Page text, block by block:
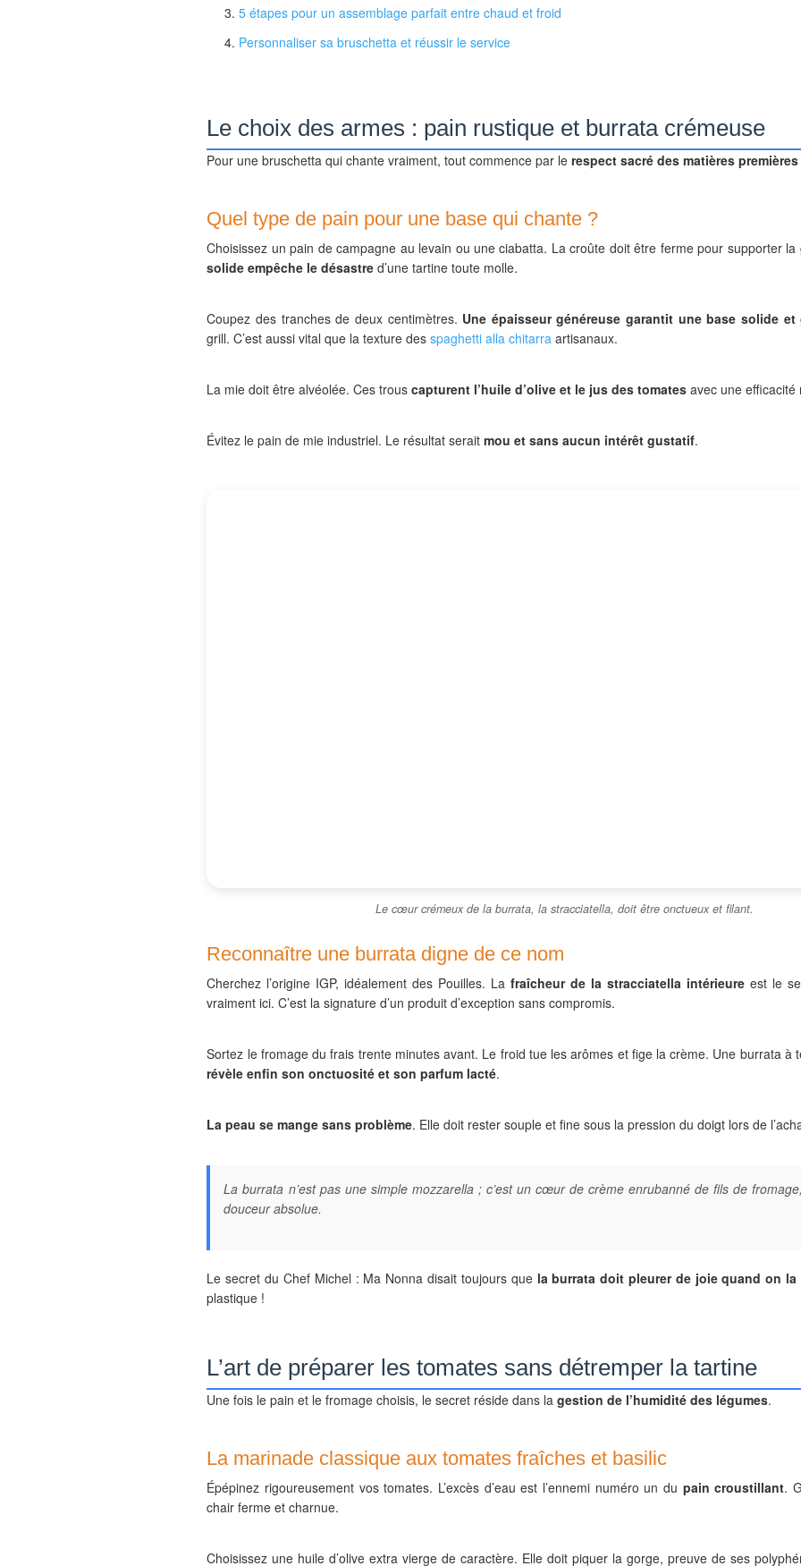
5 étapes pour un assemblage parfait entre chaud et froid
Personnaliser sa bruschetta et réussir le service
Le choix des armes : pain rustique et burrata crémeuse
Pour une bruschetta qui chante vraiment, tout commence par lerespect sacré des matières
Quel type de pain pour une base qui chante ?
Choisissez un pain de campagne au levain ou une ciabatta. La croûte doit être ferme pour supporter
solide empêche le désastre d’une tartine toute molle.
Coupez des tranches de deux centimètres. Une épaisseur généreuse garantit une base solide et
grill. C’est aussi vital que la texture desspaghetti alla chitarra artisanaux.
La mie doit être alvéolée. Ces trouscapturent l’huile d’olive et le jus des tomates avec une efficacité
Évitez le pain de mie industriel. Le résultat seraitmou et sans aucun intérêt gustatif.
Le cœur crémeux de la burrata, la stracciatella, doit être onctueux et filant.
Reconnaître une burrata digne de ce nom
Cherchez l’origine IGP, idéalement des Pouilles. Lafraîcheur de la stracciatella intérieure est le
vraiment ici. C’est la signature d’un produit d’exception sans compromis.
Sortez le fromage du frais trente minutes avant. Le froid tue les arômes et fige la crème. Une burrata à
révèle enfin son onctuosité et son parfum lacté.
La peau se mange sans problème. Elle doit rester souple et fine sous la pression du doigt lors de
La burrata n’est pas une simple mozzarella ; c’est un cœur de crème enrubanné de fils de
douceur absolue.
Le secret du Chef Michel : Ma Nonna disait toujours que la burrata doit pleurer de joie quand on la
plastique !
L’art de préparer les tomates sans détremper la tartine
Une fois le pain et le fromage choisis, le secret réside dans lagestion de l’humidité des légumes.
La marinade classique aux tomates fraîches et basilic
Épépinez rigoureusement vos tomates. L’excès d’eau est l’ennemi numéro un du pain croustillant.
chair ferme et charnue.
Choisissez une huile d’olive extra vierge de caractère. Elle doit piquer la gorge, preuve de ses